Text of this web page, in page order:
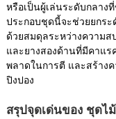
หรือเป็นผู้เล่นระดับกลาง
ประกอบชุดนี้จะช่วยยกระ
ด้วยสมดุลระหว่างความส
และยางสองด้านที่มีคาแร
พลาดในการตี และสร้าง
ปิงปอง
สรุปจุดเด่นของ ชุดไ